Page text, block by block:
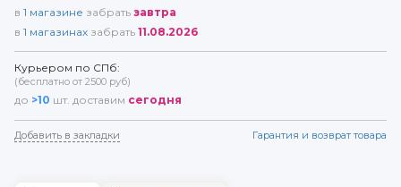
в 1 магазине забрать завтра
в 1 магазинах забрать 11.08.2026
Курьером по СПб:
(бесплатно от 2500 руб)
до >10 шт. доставим сегодня
Добавить в закладки Гарантия и возврат товара